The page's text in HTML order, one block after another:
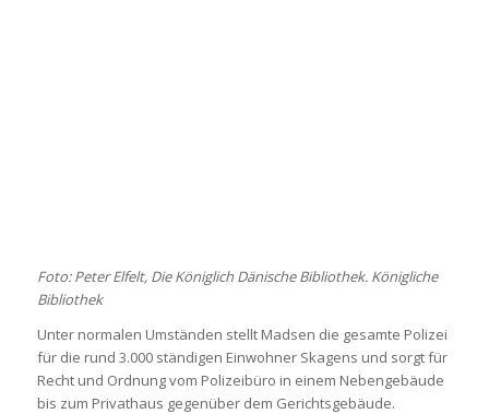
Foto: Peter Elfelt, Die Königlich Dänische Bibliothek. Königliche
Bibliothek
Unter normalen Umständen stellt Madsen die gesamte Polizei
für die rund 3.000 ständigen Einwohner Skagens und sorgt für
Recht und Ordnung vom Polizeibüro in einem Nebengebäude
bis zum Privathaus gegenüber dem Gerichtsgebäude.